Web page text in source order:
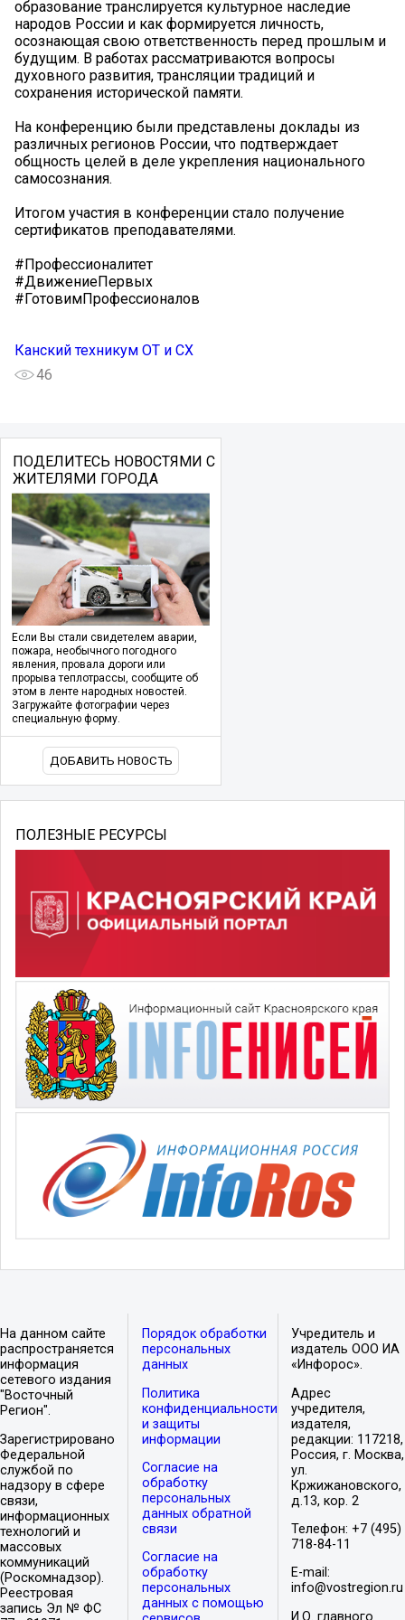
образование транслируется культурное наследие
народов России и как формируется личность,
осознающая свою ответственность перед прошлым и
будущим. В работах рассматриваются вопросы
духовного развития, трансляции традиций и
сохранения исторической памяти.
На конференцию были представлены доклады из
различных регионов России, что подтверждает
общность целей в деле укрепления национального
самосознания.
Итогом участия в конференции стало получение
сертификатов преподавателями.
#Профессионалитет
#ДвижениеПервых
#ГотовимПрофессионалов
Канский техникум ОТ и СХ
46
ПОДЕЛИТЕСЬ НОВОСТЯМИ С
ЖИТЕЛЯМИ ГОРОДА
Если Вы стали свидетелем аварии,
пожара, необычного погодного
явления, провала дороги или
прорыва теплотрассы, сообщите об
этом в ленте народных новостей.
Загружайте фотографии через
специальную форму.
ДОБАВИТЬ НОВОСТЬ
ПОЛЕЗНЫЕ РЕСУРСЫ
На данном сайте
распространяется
информация
сетевого издания
"Восточный
Регион".
Зарегистрировано
Федеральной
службой по
надзору в сфере
связи,
информационных
технологий и
массовых
коммуникаций
(Роскомнадзор).
Реестровая
запись Эл № ФС
Порядок обработки
персональных
данных
Политика
конфиденциальности
и защиты
информации
Согласие на
обработку
персональных
данных обратной
связи
Согласие на
обработку
персональных
данных с помощью
Учредитель и
издатель ООО ИА
«Инфорос».
Адрес
учредителя,
издателя,
редакции: 117218,
Россия, г. Москва,
ул.
Кржижановского,
д.13, кор. 2
Телефон: +7 (495)
718-84-11
E-mail:
info@vostregion.ru
И.О. главного